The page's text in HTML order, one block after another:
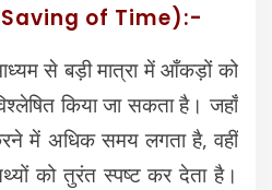
of Time):-
से बड़ी मात्रा में आँकड़ों को
किया जा सकता है। जहाँ
में अधिक समय लगता है, वहीं
को तुरंत स्पष्ट कर देता है।